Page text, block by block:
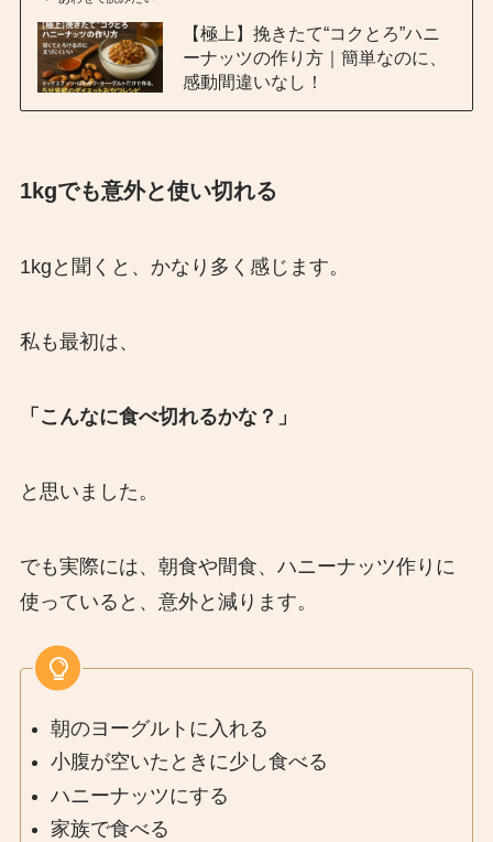
【極上】挽きたて“コクとろ”ハニ
ーナッツの作り方｜簡単なのに、
感動間違いなし！
1kgでも意外と使い切れる
1kgと聞くと、かなり多く感じます。
私も最初は、
「こんなに食べ切れるかな？」
と思いました。
でも実際には、朝食や間食、ハニーナッツ作りに
使っていると、意外と減ります。
朝のヨーグルトに入れる
小腹が空いたときに少し食べる
ハニーナッツにする
家族で食べる